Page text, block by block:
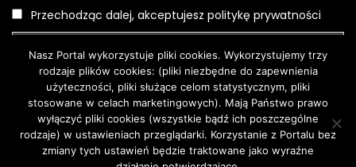
Przechodząc dalej, akceptujesz politykę prywatności
Moda O urodzie Kosmetyki Pielęgnacja
Moda męska
Nasz Portal wykorzystuje pliki cookies. Wykorzystujemy trzy
rodzaje plików cookies: (pliki niezbędne do zapewnienia
użyteczności, pliki służące celom statystycznym, pliki
stosowane w celach marketingowych). Mają Państwo prawo
wyłączyć pliki cookies (wszystkie bądź ich poszczególne
rodzaje) w ustawieniach przeglądarki. Korzystanie z Portalu bez
zmiany tych ustawień będzie traktowane jako wyraźne